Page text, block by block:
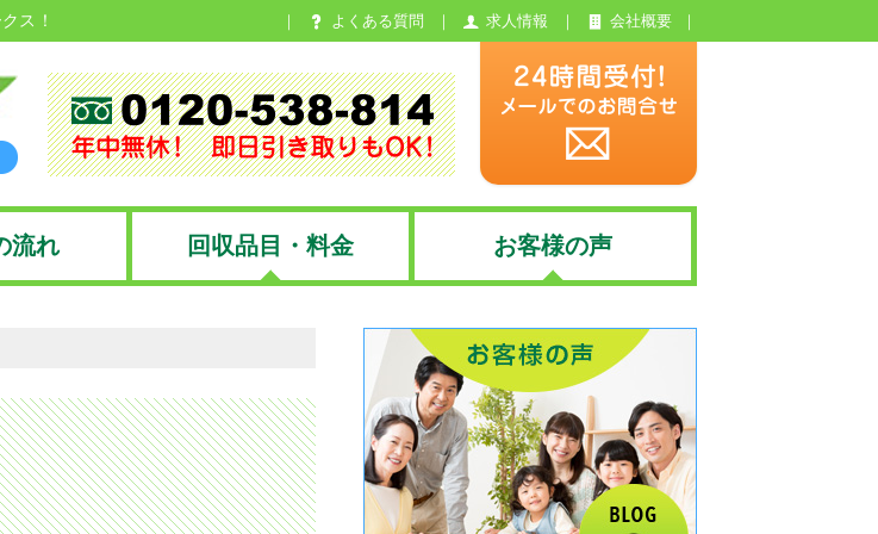
ス！ よくある質問 求人情報 会社概要
流れ 回収品目・料金 お客様の声